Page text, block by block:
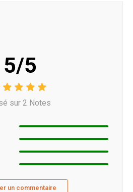
5/5
sur 2 Notes
un commentaire